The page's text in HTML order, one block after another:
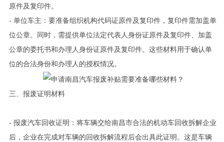
原件及复印件。
- 单位车主：要准备组织机构代码证原件及复印件，复印件需加盖单
位公章。同时，需提供单位法定代表人身份证原件及复印件、加盖
公章的委托书和办理人身份证原件及复印件。这些材料用于确认单
位的合法身份和办理人的授权情况。
三、报废证明材料
- 报废汽车回收证明：将车辆交给南昌市合法的机动车回收拆解企业
后，企业在完成对车辆的回收拆解流程后会出具此证明。这是车辆